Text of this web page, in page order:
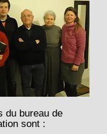
du bureau de
sont :